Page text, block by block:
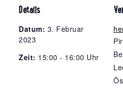
Details
Datum: 3. Februar
2023
Zeit: 15:00 - 16:00 Uhr